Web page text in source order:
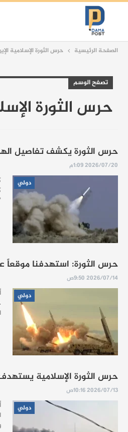
الصفحة الرئيسية حرس الثورة الإسلامية
تصفح الوسم
حرس الثورة
حرس الثورة يكشف تفاصيل
2026/07/20 1:09م
دولي
حرس الثورة: استهدفنا موقعاً
2026/07/14 9:50ص
دولي
حرس الثورة الإسلامية
2026/07/13 10:16ص
دولي